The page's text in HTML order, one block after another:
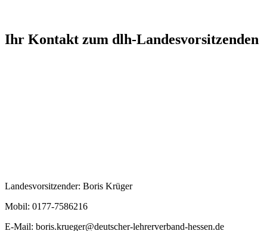
Ihr Kontakt zum dlh-Landesvorsitzenden
Landesvorsitzender: Boris Krüger
Mobil: 0177-7586216
E-Mail: boris.krueger@deutscher-lehrerverband-hessen.de